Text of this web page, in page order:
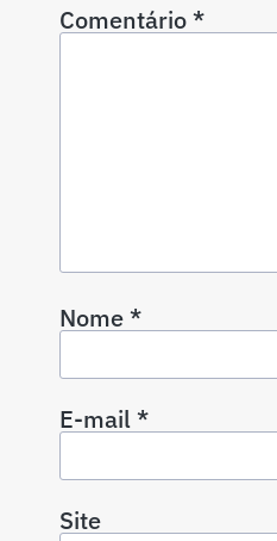
Comentário*
Nome*
E-mail*
Site